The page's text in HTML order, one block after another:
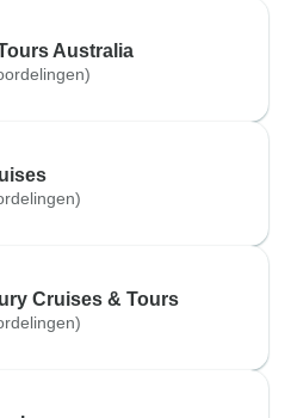
Australia
Cruises & Tours